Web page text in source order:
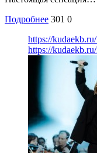
Подробнее 301 0
https://
https://